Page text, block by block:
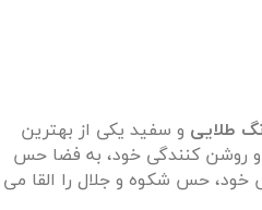
طلایی و سفید یکی از بهترین
روشن کنندگی خود، به فضا حس
خود، حس شکوه و جلال را القا می